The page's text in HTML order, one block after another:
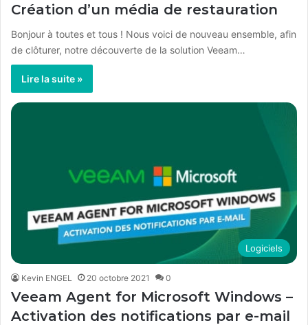
Création d’un média de restauration
Bonjour à toutes et tous ! Nous voici de nouveau ensemble, afin
de clôturer, notre découverte de la solution Veeam…
Lire la suite »
Logiciels
Kevin ENGEL 20 octobre 2021 0
Veeam Agent for Microsoft Windows –
Activation des notifications par e-mail